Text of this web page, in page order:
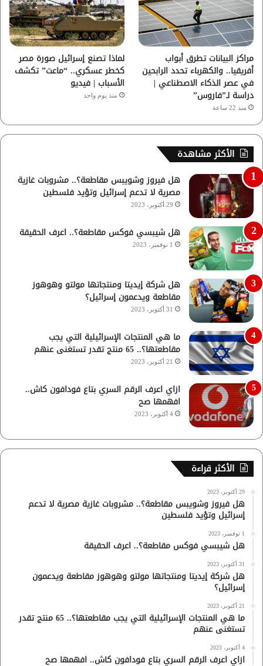
مراكز البيانات تطرق أبواب
أفريقيا.. والكهرباء تحدد الرابحين
في عصر الذكاء الاصطناعي |
دراسة لـ”فاروس”
منذ 22 ساعة
لماذا تصنع إسرائيل صورة مصر
كخطر عسكري.. “ماعت” تكشف
الأسباب | فيديو
منذ يوم واحد
الأكثر مشاهدة
هل فيروز وشويبس مقاطعة؟.. مشروبات غازية
مصرية لا تدعم إسرائيل وتؤيد فلسطين
29 أكتوبر، 2023
هل شيبسي فوكس مقاطعة؟.. اعرف الحقيقة
1 نوفمبر، 2023
هل شركة إيديتا ومنتجاتها مولتو وهوهوز
مقاطعة ويدعمون إسرائيل؟
31 أكتوبر، 2023
ما هي المنتجات الإسرائيلية التي يجب
مقاطعتها؟.. 65 منتج تقدر تستغنى عنهم
21 أكتوبر، 2023
ازاي اعرف الرقم السري بتاع فودافون كاش..
افهمها صح
4 أكتوبر، 2023
الأكثر قراءة
29 أكتوبر، 2023
هل فيروز وشويبس مقاطعة؟.. مشروبات غازية مصرية لا تدعم
إسرائيل وتؤيد فلسطين
1 نوفمبر، 2023
هل شيبسي فوكس مقاطعة؟.. اعرف الحقيقة
31 أكتوبر، 2023
هل شركة إيديتا ومنتجاتها مولتو وهوهوز مقاطعة ويدعمون
إسرائيل؟
21 أكتوبر، 2023
ما هي المنتجات الإسرائيلية التي يجب مقاطعتها؟.. 65 منتج تقدر
تستغنى عنهم
4 أكتوبر، 2023
ازاي اعرف الرقم السري بتاع فودافون كاش.. افهمها صح